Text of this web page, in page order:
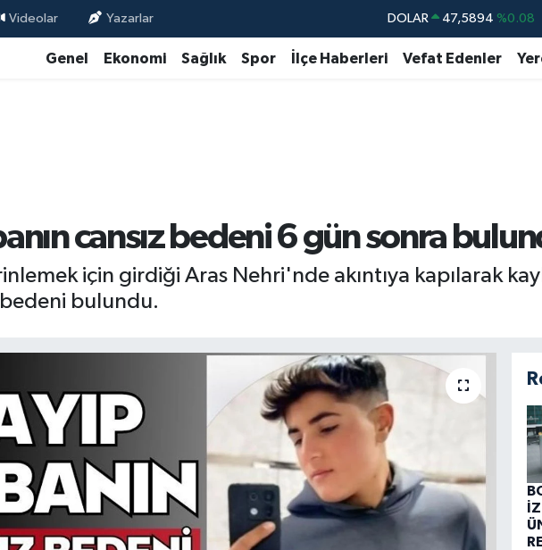
Videolar Yazarlar DOLAR 47,5894 %0.08
EURO 55,0398 %-0.02
Genel Ekonomi Sağlık Spor İlçe Haberleri Vefat Edenler
cansız bedeni 6 gün sonra
için girdiği Aras Nehri'nde akıntıya kapılarak
bedeni bulundu.